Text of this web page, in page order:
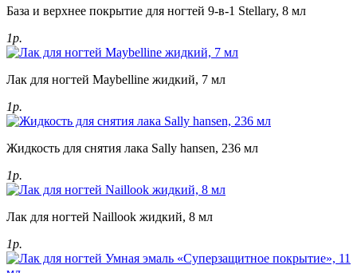
База и верхнее покрытие для ногтей 9-в-1 Stellary, 8 мл
1р.
Лак для ногтей Maybelline жидкий, 7 мл
1р.
Жидкость для снятия лака Sally hansen, 236 мл
1р.
Лак для ногтей Naillook жидкий, 8 мл
1р.